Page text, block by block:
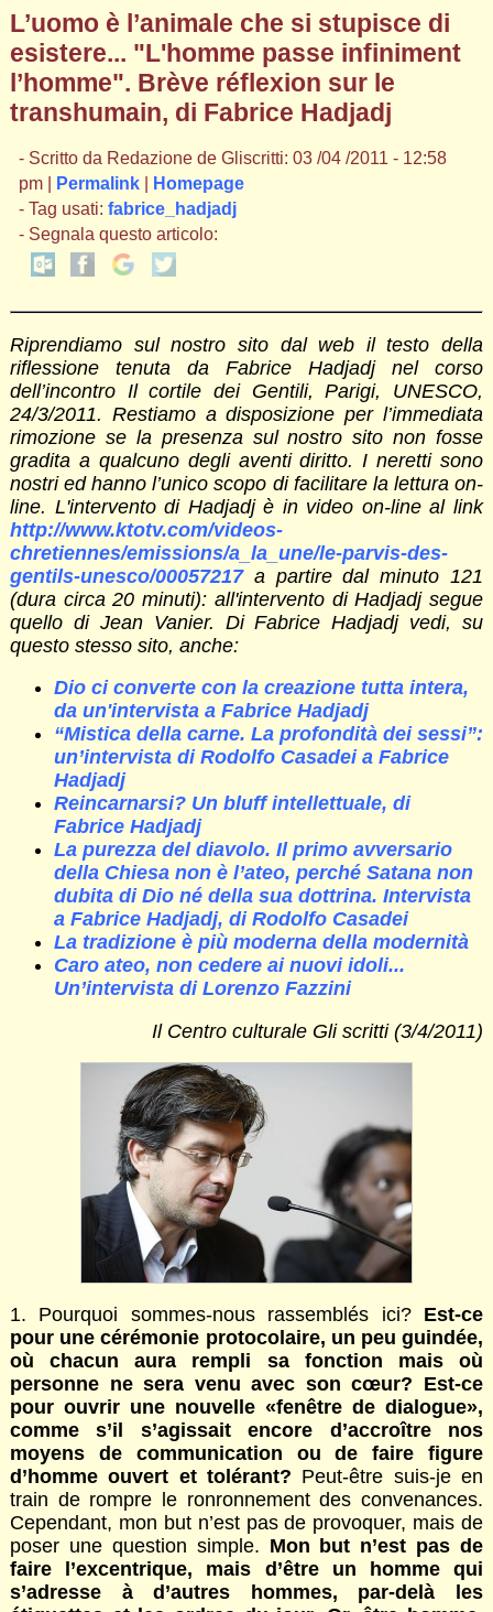
L’uomo è l’animale che si stupisce di
esistere... "L'homme passe infiniment
l’homme". Brève réflexion sur le
transhumain, di Fabrice Hadjadj
- Scritto da Redazione de Gliscritti: 03 /04 /2011 - 12:58
pm |
Permalink|
Homepage
- Tag usati: fabrice_hadjadj
- Segnala questo articolo:
Riprendiamo sul nostro sito dal web il testo della
riflessione tenuta da Fabrice Hadjadj nel corso
dell’incontro Il cortile dei Gentili, Parigi, UNESCO,
24/3/2011. Restiamo a disposizione per l’immediata
rimozione se la presenza sul nostro sito non fosse
gradita a qualcuno degli aventi diritto. I neretti sono
nostri ed hanno l’unico scopo di facilitare la lettura on-
line. L'intervento di Hadjadj è in video on-line al link
http://www.ktotv.com/videos-
chretiennes/emissions/a_la_une/le-parvis-des-
gentils-unesco/00057217a partire dal minuto 121
(dura circa 20 minuti): all'intervento di Hadjadj segue
quello di Jean Vanier. Di Fabrice Hadjadj vedi, su
questo stesso sito, anche:
Dio ci converte con la creazione tutta intera,
da un'intervista a Fabrice Hadjadj
“Mistica della carne. La profondità dei sessi”:
un’intervista di Rodolfo Casadei a Fabrice
Hadjadj
Reincarnarsi? Un bluff intellettuale, di
Fabrice Hadjadj
La purezza del diavolo. Il primo avversario
della Chiesa non è l’ateo, perché Satana non
dubita di Dio né della sua dottrina. Intervista
a Fabrice Hadjadj, di Rodolfo Casadei
La tradizione è più moderna della modernità
Caro ateo, non cedere ai nuovi idoli...
Un’intervista di Lorenzo Fazzini
Il Centro culturale Gli scritti (3/4/2011)
1. Pourquoi sommes-nous rassemblés ici? Est-ce
pour une cérémonie protocolaire, un peu guindée,
où chacun aura rempli sa fonction mais où
personne ne sera venu avec son cœur? Est-ce
pour ouvrir une nouvelle «fenêtre de dialogue»,
comme s’il s’agissait encore d’accroître nos
moyens de communication ou de faire figure
d’homme ouvert et tolérant? Peut-être suis-je en
train de rompre le ronronnement des convenances.
Cependant, mon but n’est pas de provoquer, mais de
poser une question simple. Mon but n’est pas de
faire l’excentrique, mais d’être un homme qui
s’adresse à d’autres hommes, par-delà les